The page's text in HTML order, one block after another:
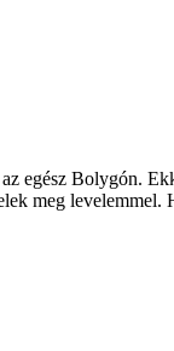
Bolygón.
meg levelemmel.